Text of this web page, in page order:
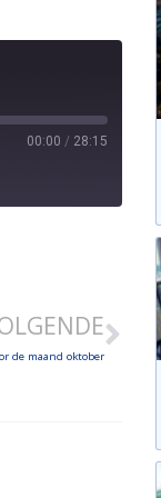
00:00 / 28:15
de maand oktober